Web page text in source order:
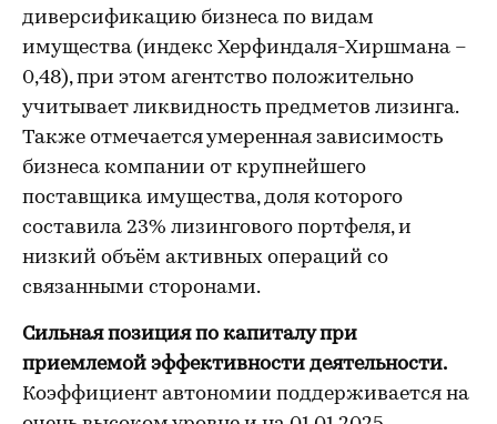
диверсификацию бизнеса по видам
имущества (индекс Херфиндаля-Хиршмана –
0,48), при этом агентство положительно
учитывает ликвидность предметов лизинга.
Также отмечается умеренная зависимость
бизнеса компании от крупнейшего
поставщика имущества, доля которого
составила 23% лизингового портфеля, и
низкий объём активных операций со
связанными сторонами.
Сильная позиция по капиталу при
приемлемой эффективности деятельности.
Коэффициент автономии поддерживается на